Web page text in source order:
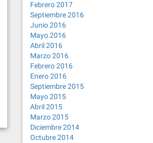
Febrero 2017
Septiembre 2016
Junio 2016
Mayo 2016
Abril 2016
Marzo 2016
Febrero 2016
Enero 2016
Septiembre 2015
Mayo 2015
Abril 2015
Marzo 2015
Diciembre 2014
Octubre 2014